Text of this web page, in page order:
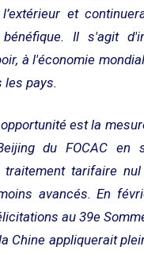
et
bénéfique. Il s'agit
à l'économie
les pays.
est la
du FOCAC en
traitement tarifaire
avancés. En
au 39e
Chine appliquerait